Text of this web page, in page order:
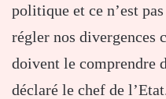
politique et ce n’est
régler nos divergences
doivent le comprendre
déclaré le chef de